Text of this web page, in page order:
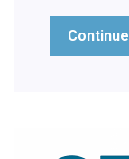
Continue